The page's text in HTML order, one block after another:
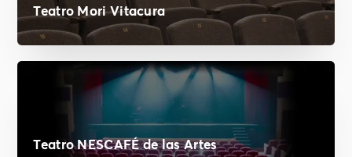
Teatro Mori Vitacura
Teatro NESCAFÉ de las Artes